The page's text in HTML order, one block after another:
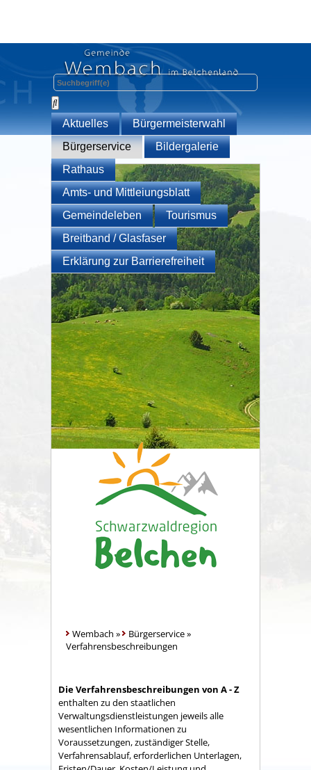
Aktuelles
Bürgermeisterwahl
Bürgerservice
Bildergalerie
Rathaus
Amts- und Mittleiungsblatt
Gemeindeleben
Tourismus
Breitband / Glasfaser
Erklärung zur Barrierefreiheit
Wembach » Bürgerservice»
Verfahrensbeschreibungen
Die Verfahrensbeschreibungen von A - Z
enthalten zu den staatlichen
Verwaltungsdienstleistungen jeweils alle
wesentlichen Informationen zu
Voraussetzungen, zuständiger Stelle,
Verfahrensablauf, erforderlichen Unterlagen,